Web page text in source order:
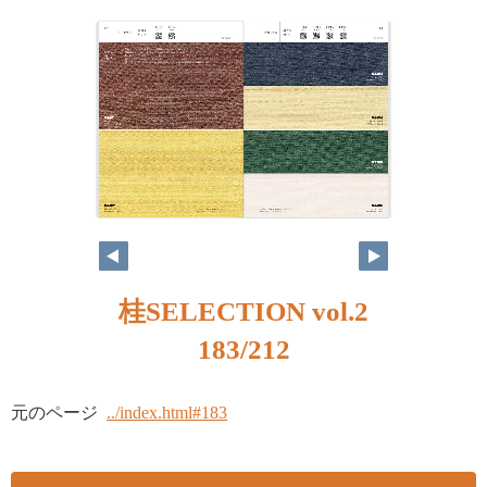
桂SELECTION vol.2
183/212
元のページ ../index.html#183